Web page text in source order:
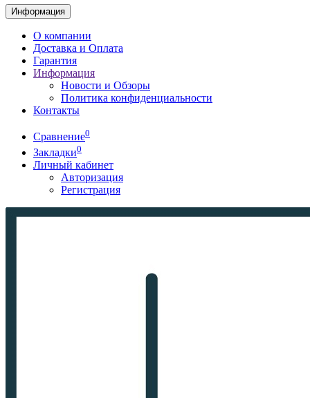
Информация
О компании
Доставка и Оплата
Гарантия
Информация
Новости и Обзоры
Политика конфиденциальности
Контакты
Сравнение0
Закладки0
Личный кабинет
Авторизация
Регистрация